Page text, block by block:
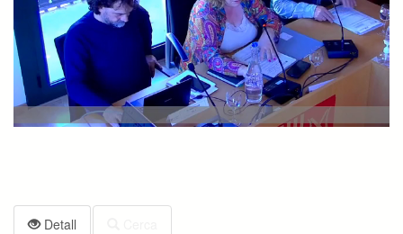
Detall